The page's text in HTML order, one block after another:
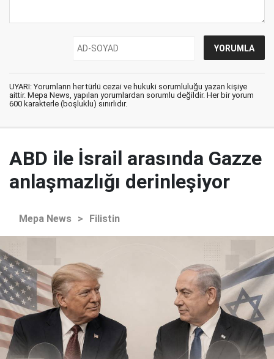
UYARI: Yorumların her türlü cezai ve hukuki sorumluluğu yazan kişiye
aittir. Mepa News, yapılan yorumlardan sorumlu değildir. Her bir yorum
600 karakterle (boşluklu) sınırlıdır.
ABD ile İsrail arasında Gazze
anlaşmazlığı derinleşiyor
Mepa News > Filistin